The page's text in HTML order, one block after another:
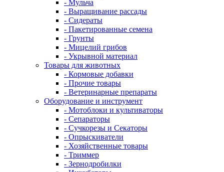
- Мульча
- Выращивание рассады
- Сидераты
- Пакетированные семена
- Грунты
- Мицелий грибов
- Укрывной материал
Товары для животных
- Кормовые добавки
- Прочие товары
- Ветеринарные препараты
Оборудование и инструмент
- Мотоблоки и культиваторы
- Сепараторы
- Сучкорезы и Секаторы
- Опрыскиватели
- Хозяйственные товары
- Триммер
- Зернодробилки